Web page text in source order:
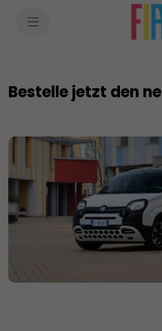
Bestelle jetzt den